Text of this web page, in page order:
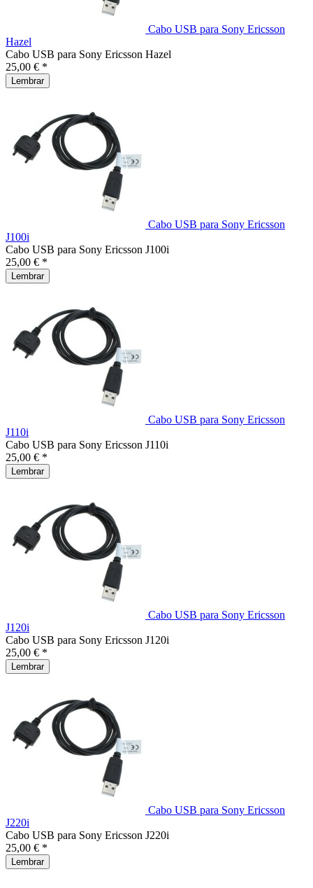
Cabo USB para Sony Ericsson
Hazel
Cabo USB para Sony Ericsson Hazel
25,00 € *
Lembrar
Cabo USB para Sony Ericsson
J100i
Cabo USB para Sony Ericsson J100i
25,00 € *
Lembrar
Cabo USB para Sony Ericsson
J110i
Cabo USB para Sony Ericsson J110i
25,00 € *
Lembrar
Cabo USB para Sony Ericsson
J120i
Cabo USB para Sony Ericsson J120i
25,00 € *
Lembrar
Cabo USB para Sony Ericsson
J220i
Cabo USB para Sony Ericsson J220i
25,00 € *
Lembrar